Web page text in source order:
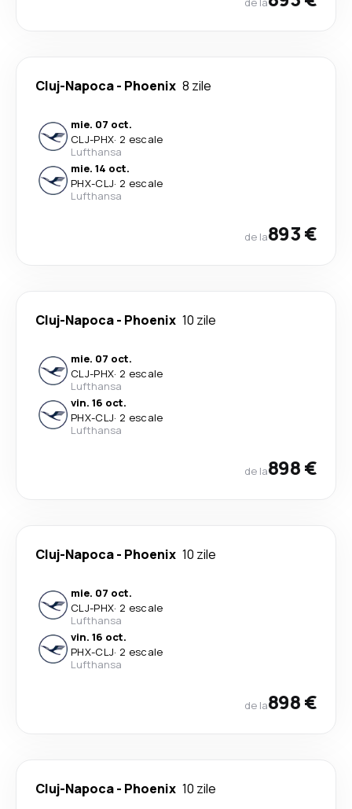
Cluj-Napoca- Phoenix 8 zile
mie. 07 oct.
CLJ-PHX· 2 escale
Lufthansa
mie. 14 oct.
PHX-CLJ· 2 escale
Lufthansa
de la893 €
Cluj-Napoca- Phoenix 10 zile
mie. 07 oct.
CLJ-PHX· 2 escale
Lufthansa
vin. 16 oct.
PHX-CLJ· 2 escale
Lufthansa
de la898 €
Cluj-Napoca- Phoenix 10 zile
mie. 07 oct.
CLJ-PHX· 2 escale
Lufthansa
vin. 16 oct.
PHX-CLJ· 2 escale
Lufthansa
de la898 €
Cluj-Napoca- Phoenix 10 zile